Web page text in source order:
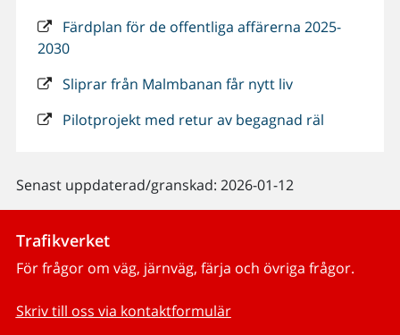
Färdplan för de offentliga affärerna 2025-
2030
Sliprar från Malmbanan får nytt liv
Pilotprojekt med retur av begagnad räl
Senast uppdaterad/granskad: 2026-01-12
Trafikverket
För frågor om väg, järnväg, färja och övriga frågor.
Skriv till oss via kontaktformulär